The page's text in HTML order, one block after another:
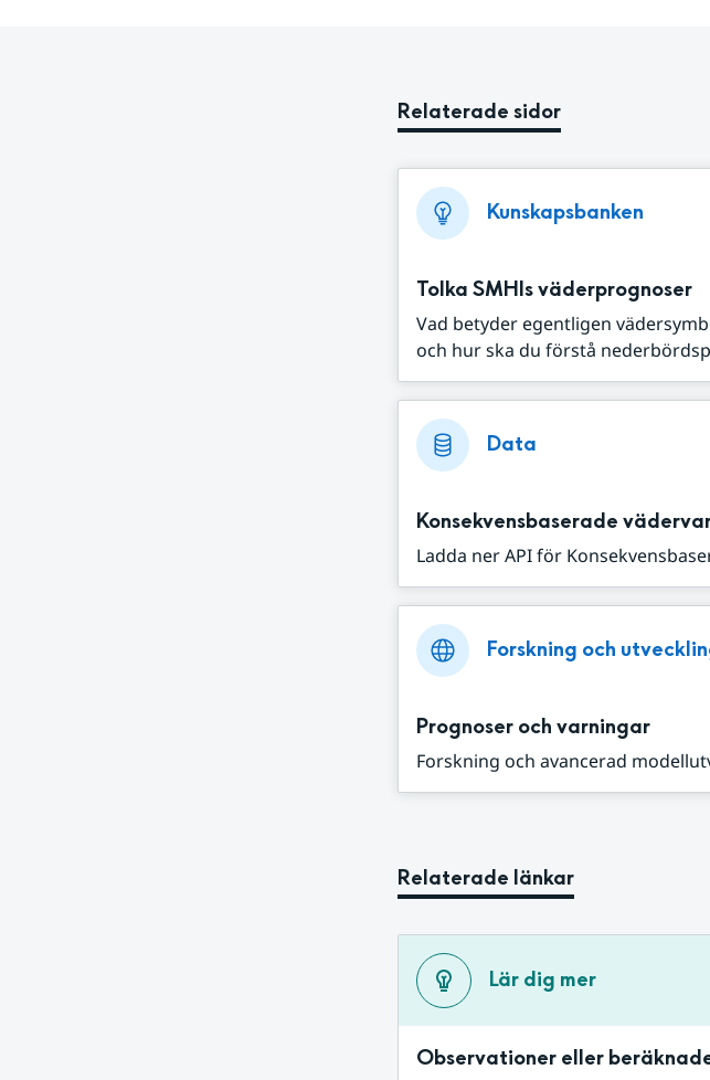
Relaterade sidor
Kunskapsbanken
Tolka SMHIs väderprognoser
Vad betyder egentligen
och hur ska du förstå
Data
Konsekvensbaserade
Ladda ner API för
Forskning och
Prognoser och varningar
Forskning och avancerad
Relaterade länkar
Lär dig mer
Observationer eller